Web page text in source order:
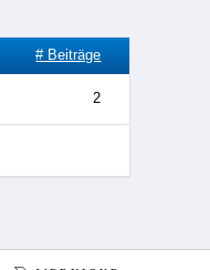
# Beiträge
2